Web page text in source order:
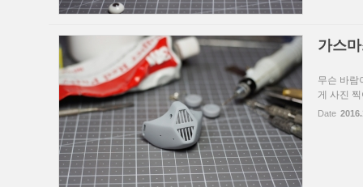
가스
무슨 바람
게 사진
Date